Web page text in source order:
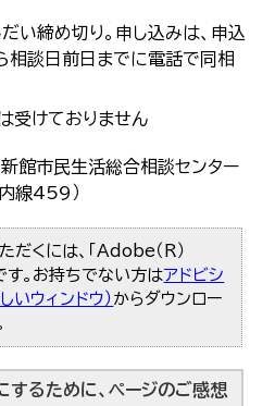
い締め切り。申し込みは、申込
相談日前日までに電話で同相
受けておりません
新館市民生活総合相談センター
線459）
だくには、「Adobe（R）
す。お持ちでない方はアドビシ
いウィンドウ） からダウンロー
するために、ページのご感想